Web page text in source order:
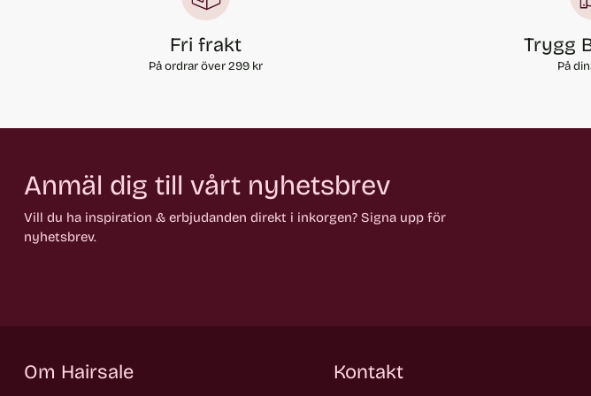
Fri frakt
På ordrar över 299 kr
Trygg
På
Anmäl dig till vårt nyhetsbrev
Vill du ha inspiration & erbjudanden direkt i inkorgen? Signa upp för
nyhetsbrev.
Om Hairsale Kontakt